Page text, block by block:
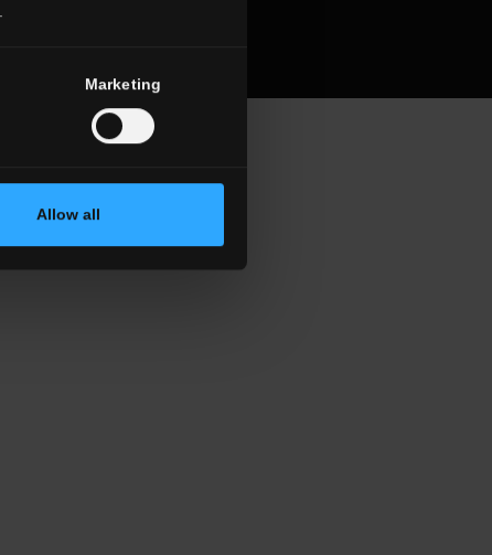
Marketing
Allow all